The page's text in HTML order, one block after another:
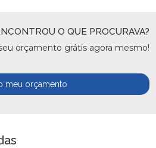
O QUE PROCURAVA?
orçamento grátis agora mesmo!
meu orçamento